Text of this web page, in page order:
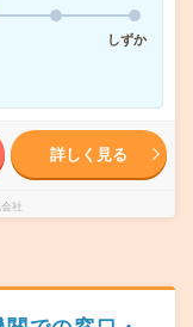
しずか
詳しく見る
社